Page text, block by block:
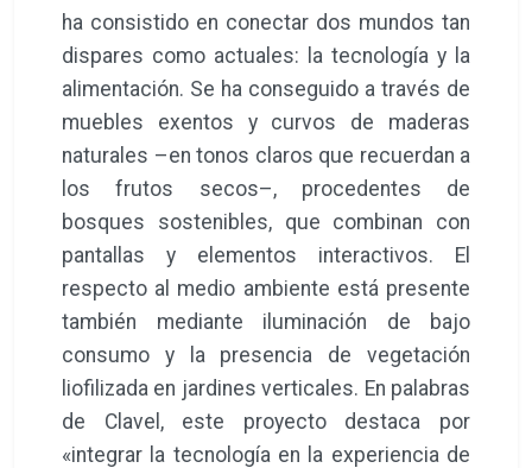
ha consistido en conectar dos mundos tan
dispares como actuales: la tecnología y la
alimentación. Se ha conseguido a través de
muebles exentos y curvos de maderas
naturales –en tonos claros que recuerdan a
los frutos secos–, procedentes de
bosques sostenibles, que combinan con
pantallas y elementos interactivos. El
respecto al medio ambiente está presente
también mediante iluminación de bajo
consumo y la presencia de vegetación
liofilizada en jardines verticales. En palabras
de Clavel, este proyecto destaca por
«integrar la tecnología en la experiencia de